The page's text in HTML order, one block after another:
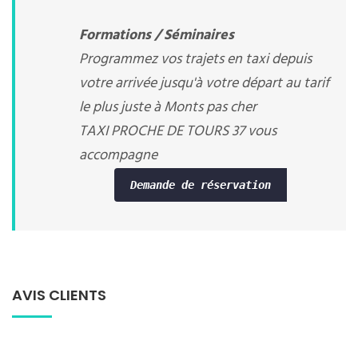
Formations / Séminaires
Programmez vos trajets en taxi depuis
votre arrivée jusqu'à votre départ au tarif
le plus juste à Monts pas cher
TAXI PROCHE DE TOURS 37 vous
accompagne
Demande de réservation
AVIS CLIENTS